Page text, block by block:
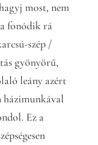
most, nem
fonódik rá
szép /
gyönyörű,
leány azért
házimunkával
Ez a